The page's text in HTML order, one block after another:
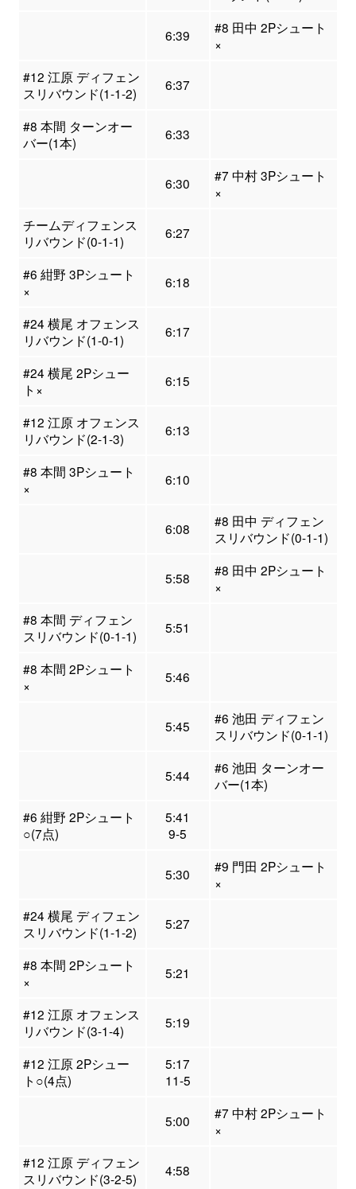
6:39
#8 田中 2Pシュート
×
#12 江原 ディフェン
スリバウンド(1-1-2)
6:37
#8 本間 ターンオー
バー(1本)
6:33
6:30
#7 中村 3Pシュート
×
チームディフェンス
リバウンド(0-1-1)
6:27
#6 紺野 3Pシュート
×
6:18
#24 横尾 オフェンス
リバウンド(1-0-1)
6:17
#24 横尾 2Pシュー
ト×
6:15
#12 江原 オフェンス
リバウンド(2-1-3)
6:13
#8 本間 3Pシュート
×
6:10
6:08
#8 田中 ディフェン
スリバウンド(0-1-1)
5:58
#8 田中 2Pシュート
×
#8 本間 ディフェン
スリバウンド(0-1-1)
5:51
#8 本間 2Pシュート
×
5:46
5:45
#6 池田 ディフェン
スリバウンド(0-1-1)
5:44
#6 池田 ターンオー
バー(1本)
#6 紺野 2Pシュート
○(7点)
5:41
9-5
5:30
#9 門田 2Pシュート
×
#24 横尾 ディフェン
スリバウンド(1-1-2)
5:27
#8 本間 2Pシュート
×
5:21
#12 江原 オフェンス
リバウンド(3-1-4)
5:19
#12 江原 2Pシュー
ト○(4点)
5:17
11-5
5:00
#7 中村 2Pシュート
×
#12 江原 ディフェン
スリバウンド(3-2-5)
4:58